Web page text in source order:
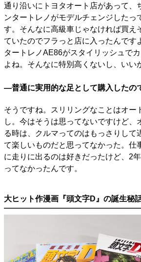
通り沿いにトヨタオート店があって、
ンタートレノがモデルチェンジしたっ
す。そんなに高級車じゃなければ買え
ていたのでフラっと店に入ったんです
タートレノAE86がスタイリッシュで
よね。そんなに特別高くないし、いい
―普通に実用的な足として購入したの
そうですね。スリリングなことはオー
し。今はそうは思ってないですけど、
る時は、クルマってのはもっさりして
て楽しいものだと思ってなかった。仕
に走りに出るのは好きだったけど、2
ってなかったんです。
大ヒット作漫画『頭文字D』の誕生秘